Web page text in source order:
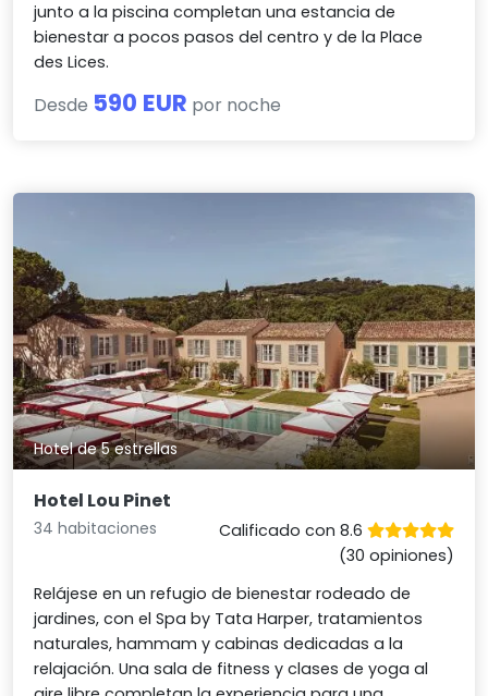
junto a la piscina completan una estancia de
bienestar a pocos pasos del centro y de la Place
des Lices.
Desde 590 EUR por noche
Hotel de 5 estrellas
Hotel Lou Pinet
34 habitaciones
Calificado con 8.6
(30 opiniones)
Relájese en un refugio de bienestar rodeado de
jardines, con el Spa by Tata Harper, tratamientos
naturales, hammam y cabinas dedicadas a la
relajación. Una sala de fitness y clases de yoga al